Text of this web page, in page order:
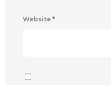
Website *